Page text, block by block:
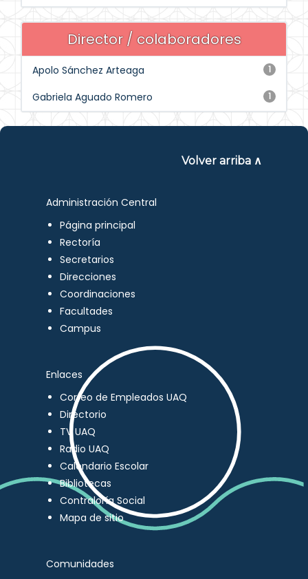
Director / colaboradores
1
Apolo Sánchez Arteaga
1
Gabriela Aguado Romero
Volver arriba ∧
Administración Central
Página principal
Rectoría
Secretarios
Direcciones
Coordinaciones
Facultades
Campus
Enlaces
Correo de Empleados UAQ
Directorio
TV UAQ
Radio UAQ
Calendario Escolar
Bibliotecas
Contraloría Social
Mapa de sitio
Comunidades